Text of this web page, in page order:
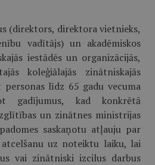
(direktors, direktora vietnieks,
vadītājs) un akadēmiskos
iestādēs un organizācijās,
koleģiālajās zinātniskajās
līdz 65 gadu vecuma
gadījumus, kad konkrētā
un zinātnes ministrijas
saskaņotu atļauju par
atcelšanu uz noteiktu laiku, lai
vai zinātniski izcilus darbus